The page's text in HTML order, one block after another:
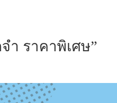
ำ ราคาพิเศษ”